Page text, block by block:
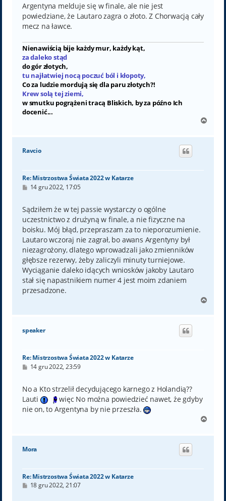
Argentyna melduje się w finale, ale nie jest
powiedziane, że Lautaro zagra o złoto. Z Chorwacją cały
mecz na ławce.
Nienawiścią bije każdy mur, każdy kąt,
za daleko stąd
do gór złotych,
tu najłatwiej nocą poczuć ból i kłopoty,
Co za ludzie mordują się dla paru złotych?!
Krew solą tej ziemi,
w smutku pogrążeni tracą Bliskich, by za późno Ich
docenić...
g
Ravcio
Re: Mistrzostwa Świata 2022 w Katarze
P
t
14 gru 2022, 17:05
Sądziłem że w tej passie wystarczy o ogólne
uczestnictwo z drużyną w finale, a nie fizyczne na
boisku. Mój błąd, przepraszam za to nieporozumienie.
Lautaro wczoraj nie zagrał, bo awans Argentyny był
niezagrożony, dlatego wprowadzali jako zmienników
głębsze rezerwy, żeby zaliczyli minuty turniejowe.
Wyciąganie daleko idących wniosków jakoby Lautaro
stał się napastnikiem numer 4 jest moim zdaniem
przesadzone.
g
speaker
Re: Mistrzostwa Świata 2022 w Katarze
P
t
14 gru 2022, 23:59
No a Kto strzelił decydującego karnego z Holandią??
Lauti
więc No można powiedzieć nawet, że gdyby
nie on, to Argentyna by nie przeszła.
g
Mora
Re: Mistrzostwa Świata 2022 w Katarze
P18 gru 2022, 21:07